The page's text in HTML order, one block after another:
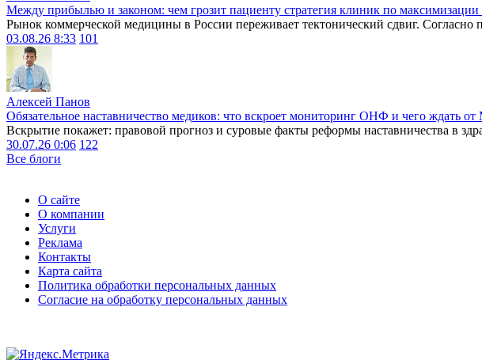
Между прибылью и законом: чем грозит пациенту стратегия клиник по максимизации
Рынок коммерческой медицины в России переживает тектонический сдвиг. Согласно
03.08.26 8:33 101
Алексей Панов
Обязательное наставничество медиков: что вскроет мониторинг ОНФ и чего ждать от
Вскрытие покажет: правовой прогноз и суровые факты реформы наставничества в
30.07.26 0:06 122
Все блоги
О сайте
О компании
Услуги
Реклама
Контакты
Карта сайта
Политика обработки персональных данных
Согласие на обработку персональных данных